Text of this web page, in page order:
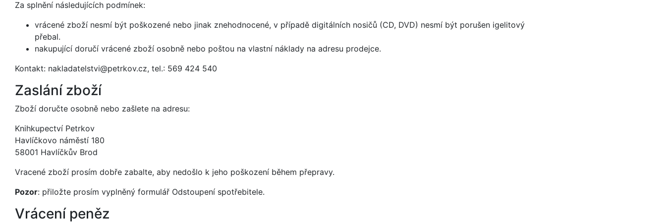
Za splnění následujících podmínek:
vrácené zboží nesmí být poškozené nebo jinak znehodnocené, v případě digitálních nosičů (CD, DVD) nesmí být porušen igelitový
přebal.
nakupující doručí vrácené zboží osobně nebo poštou na vlastní náklady na adresu prodejce.
Kontakt: nakladatelstvi@petrkov.cz, tel.: 569 424 540
Zaslání zboží
Zboží doručte osobně nebo zašlete na adresu:
Knihkupectví Petrkov
Havlíčkovo náměstí 180
58001 Havlíčkův Brod
Vracené zboží prosím dobře zabalte, aby nedošlo k jeho poškození během přepravy.
Pozor: přiložte prosím vyplněný formulář Odstoupení spotřebitele.
Vrácení peněz